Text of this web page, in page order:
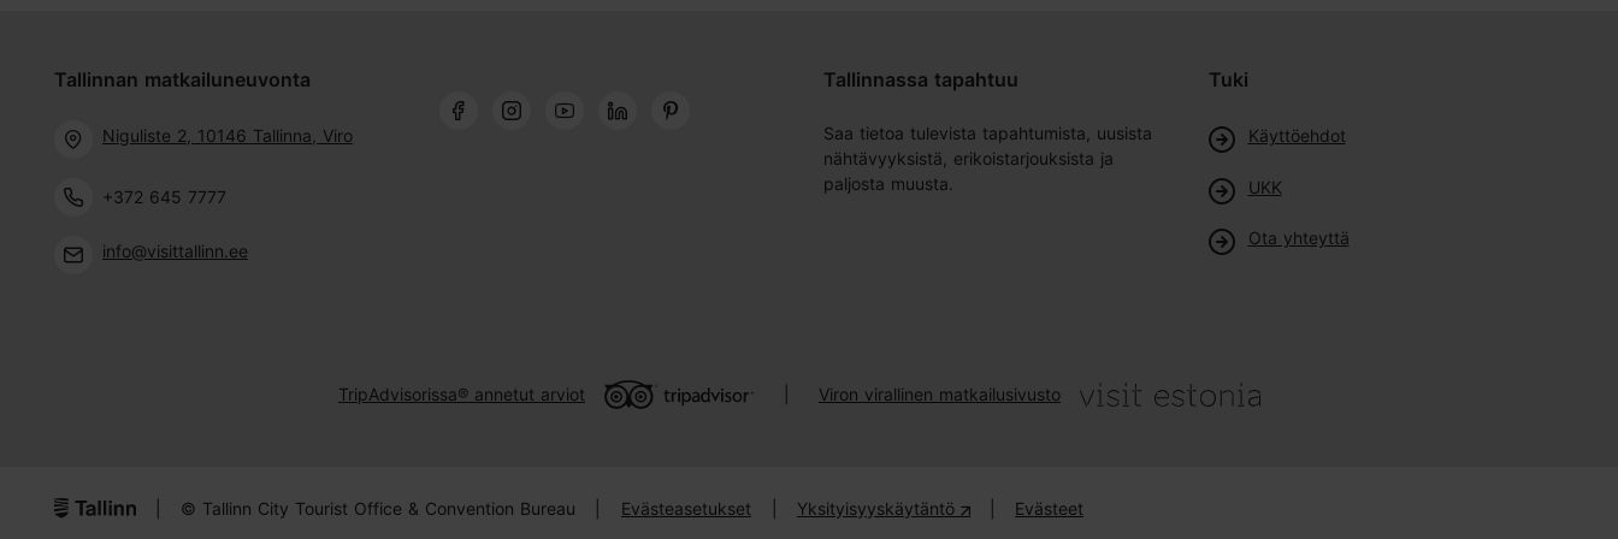
Tallinnan matkailuneuvonta
Niguliste 2, 10146 Tallinna, Viro
+372 645 7777
info@visittallinn.ee
Tallinnassa tapahtuu
Saa tietoa tulevista tapahtumista, uusista
nähtävyyksistä, erikoistarjouksista ja
paljosta muusta.
Tuki
Käyttöehdot
UKK
Ota yhteyttä
TripAdvisorissa® annetut arviot Viron virallinen matkailusivusto
© Tallinn City Tourist Office & Convention Bureau Evästeasetukset Yksityisyyskäytäntö Evästeet